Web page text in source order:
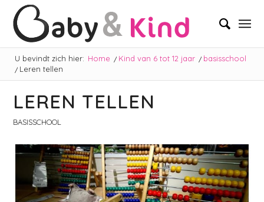
U bevindt zich hier: Home / Kind van 6 tot 12 jaar / basisschool
/ Leren tellen
LEREN TELLEN
BASISSCHOOL